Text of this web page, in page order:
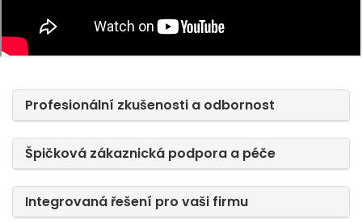
Profesionální zkušenosti a odbornost
Špičková zákaznická podpora a péče
Integrovaná řešení pro vaši firmu